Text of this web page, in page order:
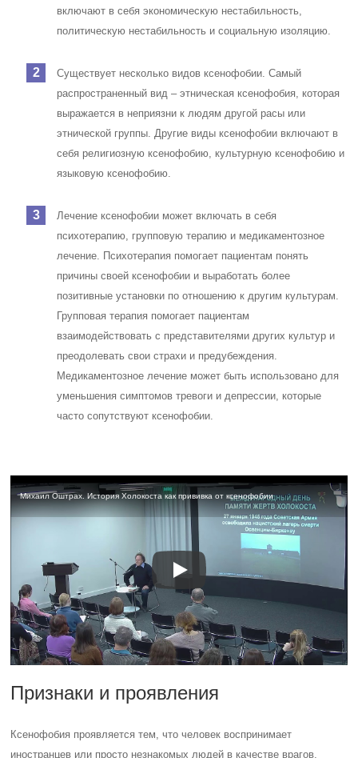
включают в себя экономическую нестабильность,
политическую нестабильность и социальную изоляцию.
Существует несколько видов ксенофобии. Самый
распространенный вид – этническая ксенофобия, которая
выражается в неприязни к людям другой расы или
этнической группы. Другие виды ксенофобии включают в
себя религиозную ксенофобию, культурную ксенофобию и
языковую ксенофобию.
Лечение ксенофобии может включать в себя
психотерапию, групповую терапию и медикаментозное
лечение. Психотерапия помогает пациентам понять
причины своей ксенофобии и выработать более
позитивные установки по отношению к другим культурам.
Групповая терапия помогает пациентам
взаимодействовать с представителями других культур и
преодолевать свои страхи и предубеждения.
Медикаментозное лечение может быть использовано для
уменьшения симптомов тревоги и депрессии, которые
часто сопутствуют ксенофобии.
Михаил Оштрах. История Холокоста как прививка от ксенофобии
Признаки и проявления
Ксенофобия проявляется тем, что человек воспринимает
иностранцев или просто незнакомых людей в качестве врагов,